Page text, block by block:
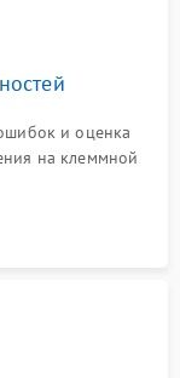
и оценка
на клеммной
нагревом,
дверцы.